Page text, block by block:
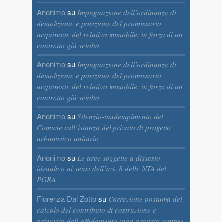
Anonimosu Impugnazione dell’ordinanza di
demolizione e posizione del promissario
acquirente del relativo immobile, in forza di un
contratto già sciolto
Anonimosu Impugnazione dell’ordinanza di
demolizione e posizione del promissario
acquirente del relativo immobile, in forza di un
contratto già sciolto
Anonimosu Silenzio-inadempimento del
Comune sull’istanza del privato di progetto
urbanistico unitario
Anonimosu Le aree soggette a dissesto
idraulico ai sensi dell’art. 8 delle NTA del
PGRA
Fiorenza Dal Zottosu Correzione postuma del
calcolo del contributo di costruzione e